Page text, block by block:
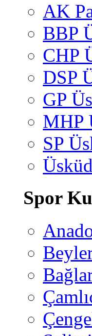
AK
BBP
CHP
DSP
GP
MHP
SP
Spor